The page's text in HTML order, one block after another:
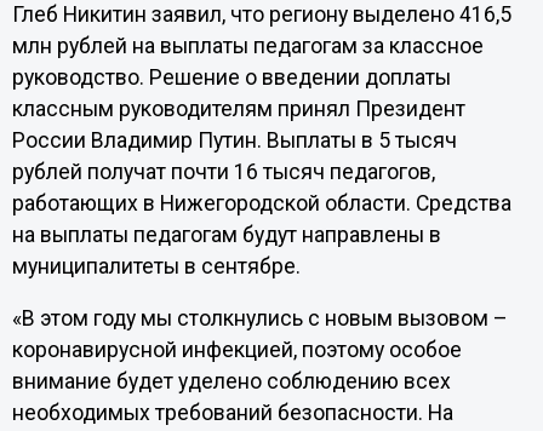
Глеб Никитин заявил, что региону выделено 416,5
млн рублей на выплаты педагогам за классное
руководство. Решение о введении доплаты
классным руководителям принял Президент
России Владимир Путин. Выплаты в 5 тысяч
рублей получат почти 16 тысяч педагогов,
работающих в Нижегородской области. Средства
на выплаты педагогам будут направлены в
муниципалитеты в сентябре.
«В этом году мы столкнулись с новым вызовом –
коронавирусной инфекцией, поэтому особое
внимание будет уделено соблюдению всех
необходимых требований безопасности. На